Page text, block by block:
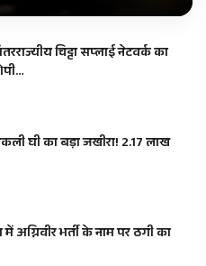
चिट्टा सप्लाई नेटवर्क का
घी का बड़ा जखीरा! 2.17 लाख
अग्निवीर भर्ती के नाम पर ठगी का